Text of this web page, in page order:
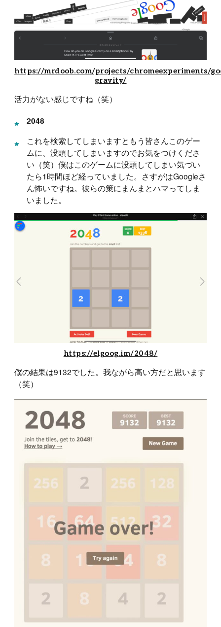
https://mrdoob.com/projects/chromeexperiments/
gravity/
活力がない感じですね（笑）
2048
これを検索してしまいますともう皆さんこのゲー
ムに、没頭してしまいますのでお気をつけくださ
い（笑）僕はこのゲームに没頭してしまい気づい
たら1時間ほど経っていました。さすがはGoogleさ
ん怖いですね。彼らの策にまんまとハマってしま
いました。
https://elgoog.im/2048/
僕の結果は9132でした。我ながら高い方だと思います
（笑）